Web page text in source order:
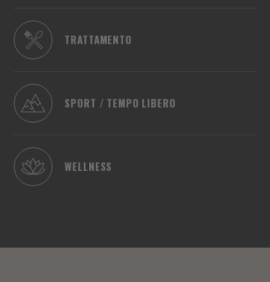
TRATTAMENTO
SPORT / TEMPO LIBERO
WELLNESS